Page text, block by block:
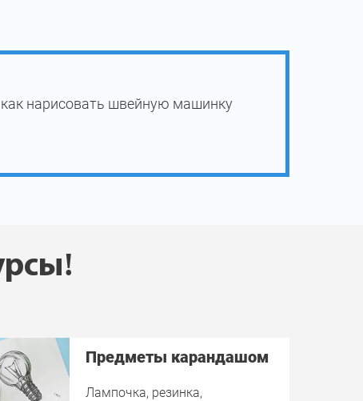
нарисовать швейную машинку
Предметы карандашом
Лампочка, резинка,